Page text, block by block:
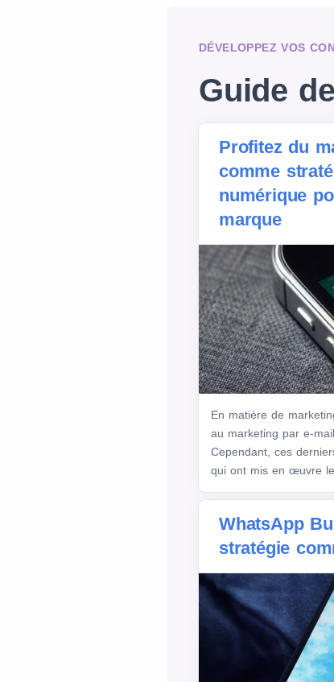
DÉVELOPPEZ VOS
Guide
Profitez du
comme
numérique
marque
En matière de
au marketing par e-
Cependant, ces
qui ont mis en œuvre le
WhatsApp
stratégie